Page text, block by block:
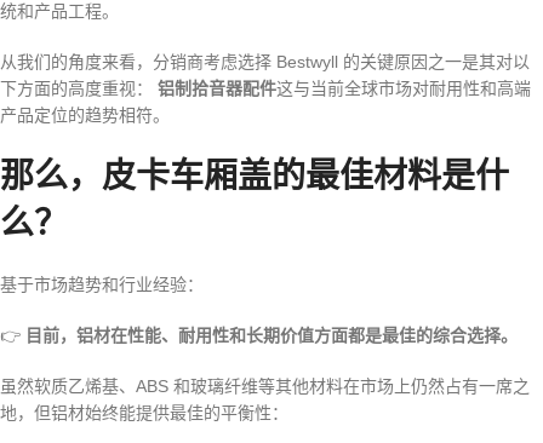
统和产品工程。
从我们的角度来看，分销商考虑选择 Bestwyll 的关键原因之一是其对以
下方面的高度重视： 铝制拾音器配件这与当前全球市场对耐用性和高端
产品定位的趋势相符。
那么，皮卡车厢盖的最佳材料是什
么？
基于市场趋势和行业经验：
👉 目前，铝材在性能、耐用性和长期价值方面都是最佳的综合选择。
虽然软质乙烯基、ABS 和玻璃纤维等其他材料在市场上仍然占有一席之
地，但铝材始终能提供最佳的平衡性：